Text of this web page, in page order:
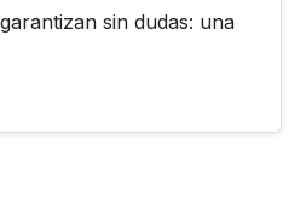
sin dudas: una